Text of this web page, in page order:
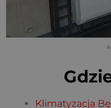
Klimatyzacja